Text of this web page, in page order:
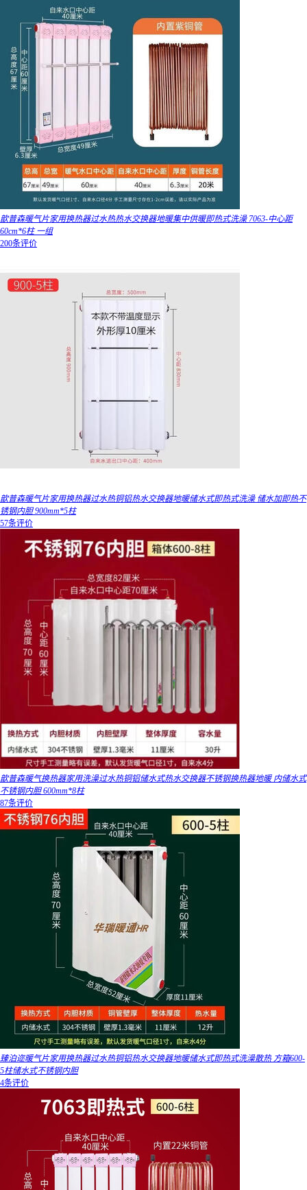
歆普森暖气片家用换热器过水热热水交换器地暖集中供暖即热式洗澡 7063-中心距
60cm*6柱 一组
200条评价
歆普森暖气片家用换热器过水热铜铝热水交换器地暖储水式即热式洗澡 储水加即热不
锈钢内胆 900mm*5柱
57条评价
歆普森暖气换热器家用洗澡过水热铜铝储水式热水交换器不锈钢换热器地暖 内储水式
不锈钢内胆 600mm*8柱
87条评价
臻泊迩暖气片家用换热器过水热铜铝热水交换器地暖储水式即热式洗澡散热 方箱600-
5柱储水式不锈钢内胆
4条评价